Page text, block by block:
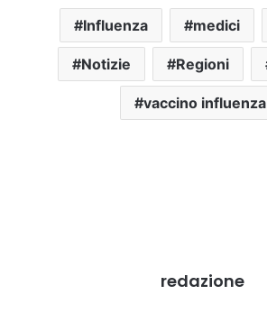
Influenza medici
Notizie Regioni
vaccino influenza
redazione